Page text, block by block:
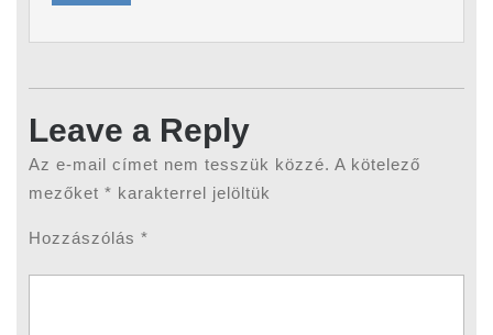
Leave a Reply
Az e-mail címet nem tesszük közzé. A kötelező
mezőket* karakterrel jelöltük
Hozzászólás*